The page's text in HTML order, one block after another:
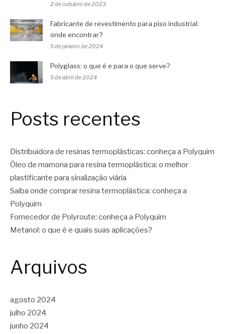
2 de outubro de 2023
Fabricante de revestimento para piso industrial:
onde encontrar?
5 de janeiro de 2024
Polyglass: o que é e para o que serve?
5 de abril de 2024
Posts recentes
Distribuidora de resinas termoplásticas: conheça a Polyquim
Óleo de mamona para resina termoplástica: o melhor
plastificante para sinalização viária
Saiba onde comprar resina termoplástica: conheça a
Polyquim
Fornecedor de Polyroute: conheça a Polyquim
Metanol: o que é e quais suas aplicações?
Arquivos
agosto 2024
julho 2024
junho 2024